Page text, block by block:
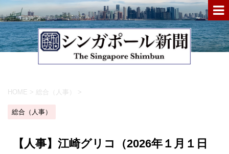
HOME > 総合（人事） >
総合（人事）
【人事】江崎グリコ（2026年１月１日